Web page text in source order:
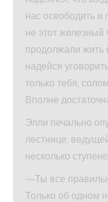
нас освободить и
не этот
продолжали жить
надейся
только тебя,
Вполне
Элли печально
лестнице,
несколько
—Ты все
Только об одном